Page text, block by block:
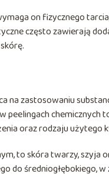
on fizycznego
często zawierają
na zastosowaniu
chemicznych
oraz rodzaju użytego
to skóra twarzy, szyja
do średniogłębokiego,